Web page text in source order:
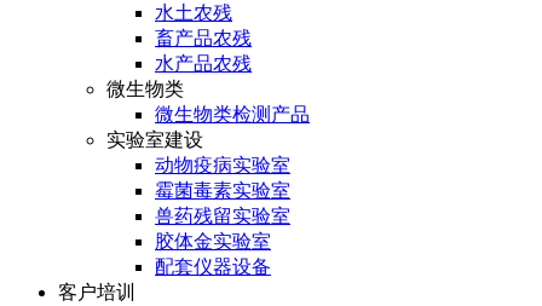
水土农残
畜产品农残
水产品农残
微生物类
微生物类检测产品
实验室建设
动物疫病实验室
霉菌毒素实验室
兽药残留实验室
胶体金实验室
配套仪器设备
客户培训